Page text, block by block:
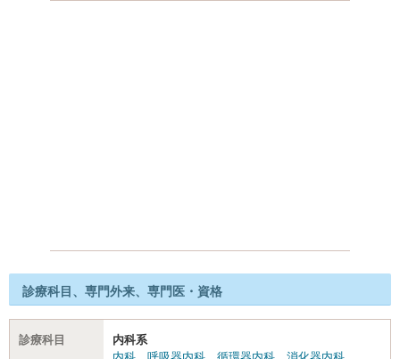
診療科目、専門外来、専門医・資格
診療科目
内科系